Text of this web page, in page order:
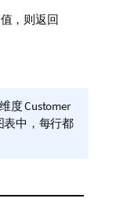
，则返回
度Customer
表中，每行都